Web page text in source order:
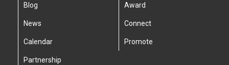
Blog
News
Calendar
Partnership
Award
Connect
Promote